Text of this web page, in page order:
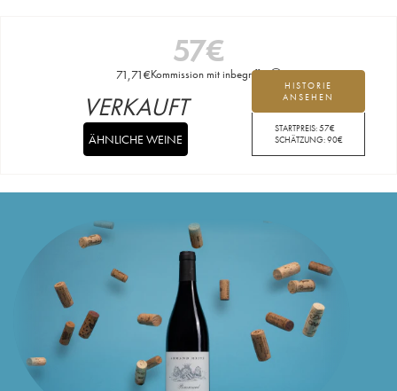
57€
71,71€Kommission mit inbegriffen
HISTORIE
ANSEHEN
STARTPREIS:57€
SCHÄTZUNG:90€
VERKAUFT
ÄHNLICHE WEINE